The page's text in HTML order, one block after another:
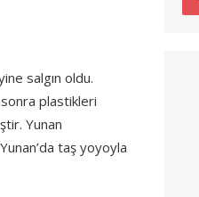
salgın oldu.
sonra plastikleri
Yunan
taş yoyoyla